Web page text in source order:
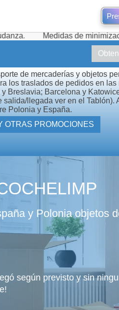
de minimización de riesgos
de mercaderías y objetos
los traslados de pedidos en las
Breslavia; Barcelona y
llegada ver en el Tablón).
Polonia y España.
MÁS INFORMACIÓN SOBRE ESTAS Y OTRAS PROMOCIONES
y Polonia objetos
según previsto y sin